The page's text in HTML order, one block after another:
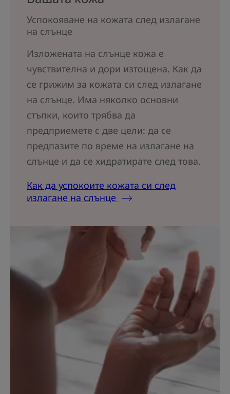
Успокояване на кожата след излагане
на слънце
Изложената на слънце кожа е
чувствителна и дори изтощена. Как да
се грижим за кожата си след излагане
на слънце. Има няколко основни
стъпки, които трябва да
предприемете с две цели: да се
предпазите по време на излагане на
слънце и да се хидратирате след това.
Как да успокоите кожата си след
излагане на слънце